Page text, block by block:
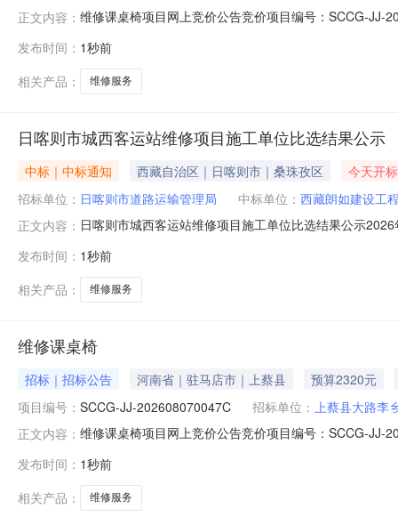
正文内容： 维修课桌椅项目网上竞价公告竞价项目编号：SCCG-JJ-
2026-08-0900:00:00.0￥40.0元60套小计￥2400.0元规
发布时间： 1秒前
相关产品：
维修服务
日喀则市城西客运站维修项目施工单位比选结果公示
中标｜中标通知 西藏自治区｜日喀则市｜桑珠孜区
今天开标
招标单位： 日喀则市道路运输管理局 中标单位： 西藏朗如建设工
正文内容： 日喀则市城西客运站维修项目施工单位比选结果公示
客运站维修项目施工单位比选三、比选结果第一候选人
人：西藏天海实业有限公司综合得
发布时间： 1秒前
相关产品：
维修服务
维修课桌椅
招标｜招标公告 河南省｜驻马店市｜上蔡县
预算2320元
项目编号： SCCG-JJ-202608070047C 招标单位： 上蔡县大路李
正文内容： 维修课桌椅项目网上竞价公告竞价项目编号：SCCG-JJ-
2026-08-0900:00:00.0￥40.0元58套小计￥2320.0元规
发布时间： 1秒前
相关产品：
维修服务